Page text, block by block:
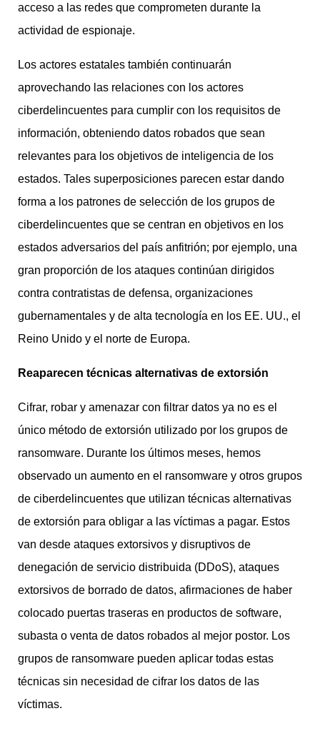
acceso a las redes que comprometen durante la
actividad de espionaje.
Los actores estatales también continuarán
aprovechando las relaciones con los actores
ciberdelincuentes para cumplir con los requisitos de
información, obteniendo datos robados que sean
relevantes para los objetivos de inteligencia de los
estados. Tales superposiciones parecen estar dando
forma a los patrones de selección de los grupos de
ciberdelincuentes que se centran en objetivos en los
estados adversarios del país anfitrión; por ejemplo, una
gran proporción de los ataques continúan dirigidos
contra contratistas de defensa, organizaciones
gubernamentales y de alta tecnología en los EE. UU., el
Reino Unido y el norte de Europa.
Reaparecen técnicas alternativas de extorsión
Cifrar, robar y amenazar con filtrar datos ya no es el
único método de extorsión utilizado por los grupos de
ransomware. Durante los últimos meses, hemos
observado un aumento en el ransomware y otros grupos
de ciberdelincuentes que utilizan técnicas alternativas
de extorsión para obligar a las víctimas a pagar. Estos
van desde ataques extorsivos y disruptivos de
denegación de servicio distribuida (DDoS), ataques
extorsivos de borrado de datos, afirmaciones de haber
colocado puertas traseras en productos de software,
subasta o venta de datos robados al mejor postor. Los
grupos de ransomware pueden aplicar todas estas
técnicas sin necesidad de cifrar los datos de las
víctimas.